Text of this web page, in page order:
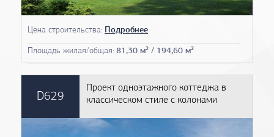
Цена строительства: Подробнее
Площадь жилая/общая: 81,30 м² / 194,60 м²
D629
Проект одноэтажного коттеджа в
классическом стиле с колонами